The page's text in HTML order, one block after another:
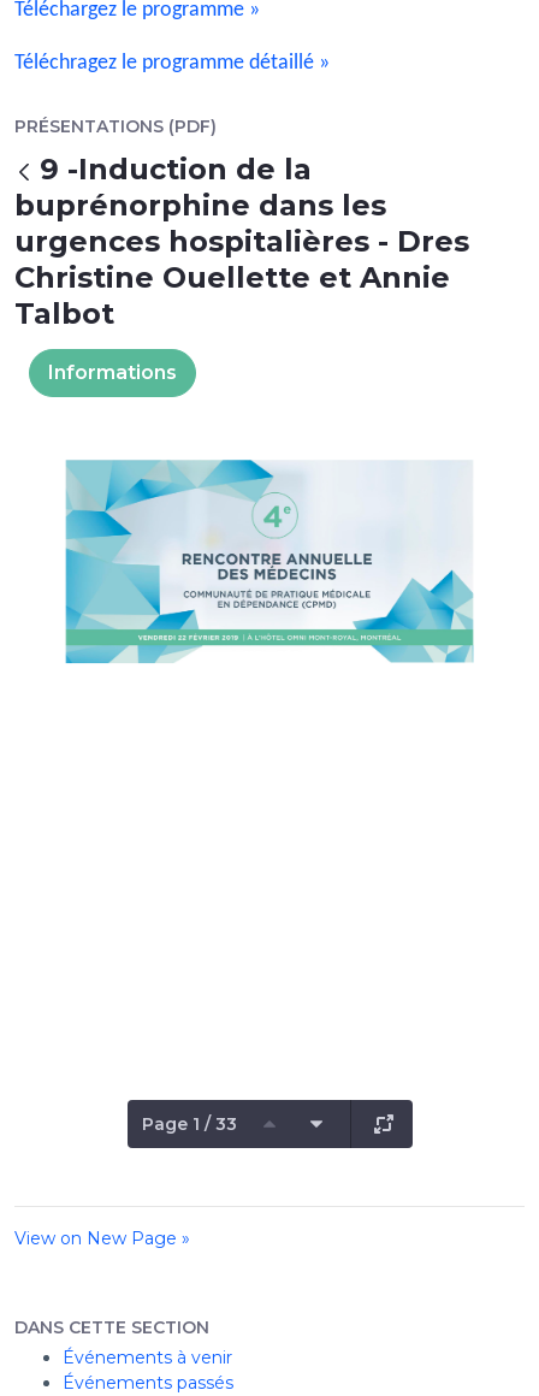
Téléchargez le programme »
Téléchragez le programme détaillé »
PRÉSENTATIONS (PDF)
Retour
9 -Induction de la
buprénorphine dans les
urgences hospitalières - Dres
Christine Ouellette et Annie
Talbot
Informations
Page 1 / 33
View on New Page »
DANS CETTE SECTION
Événements à venir
Événements passés